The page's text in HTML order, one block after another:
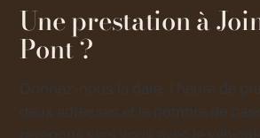
Une prestation à
Pont ?